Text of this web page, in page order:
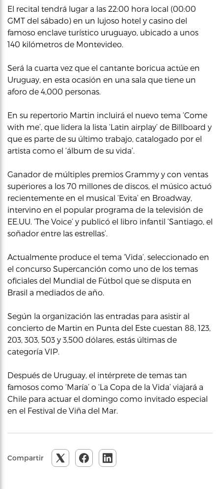
El recital tendrá lugar a las 22:00 hora local (00:00
GMT del sábado) en un lujoso hotel y casino del
famoso enclave turístico uruguayo, ubicado a unos
140 kilómetros de Montevideo.
Será la cuarta vez que el cantante boricua actúe en
Uruguay, en esta ocasión en una sala que tiene un
aforo de 4,000 personas.
En su repertorio Martin incluirá el nuevo tema ‘Come
with me’, que lidera la lista ‘Latin airplay’ de Billboard y
que es parte de su último trabajo, catalogado por el
artista como el ‘álbum de su vida’.
Ganador de múltiples premios Grammy y con ventas
superiores a los 70 millones de discos, el músico actuó
recientemente en el musical ‘Evita’ en Broadway,
intervino en el popular programa de la televisión de
EE.UU. ‘The Voice’ y publicó el libro infantil ‘Santiago, el
soñador entre las estrellas’.
Actualmente produce el tema ‘Vida’, seleccionado en
el concurso Supercanción como uno de los temas
oficiales del Mundial de Fútbol que se disputa en
Brasil a mediados de año.
Según la organización las entradas para asistir al
concierto de Martin en Punta del Este cuestan 88, 123,
203, 303, 503 y 3,500 dólares, estás últimas de
categoría VIP.
Después de Uruguay, el intérprete de temas tan
famosos como ‘María’ o ‘La Copa de la Vida’ viajará a
Chile para actuar el domingo como invitado especial
en el Festival de Viña del Mar.
Compartir